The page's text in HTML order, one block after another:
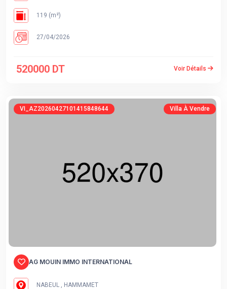
119 (m²)
27/04/2026
520000 DT Voir Détails
VI_AZ20260427101415848644 Villa À Vendre
AG MOUIN IMMO INTERNATIONAL
NABEUL , HAMMAMET